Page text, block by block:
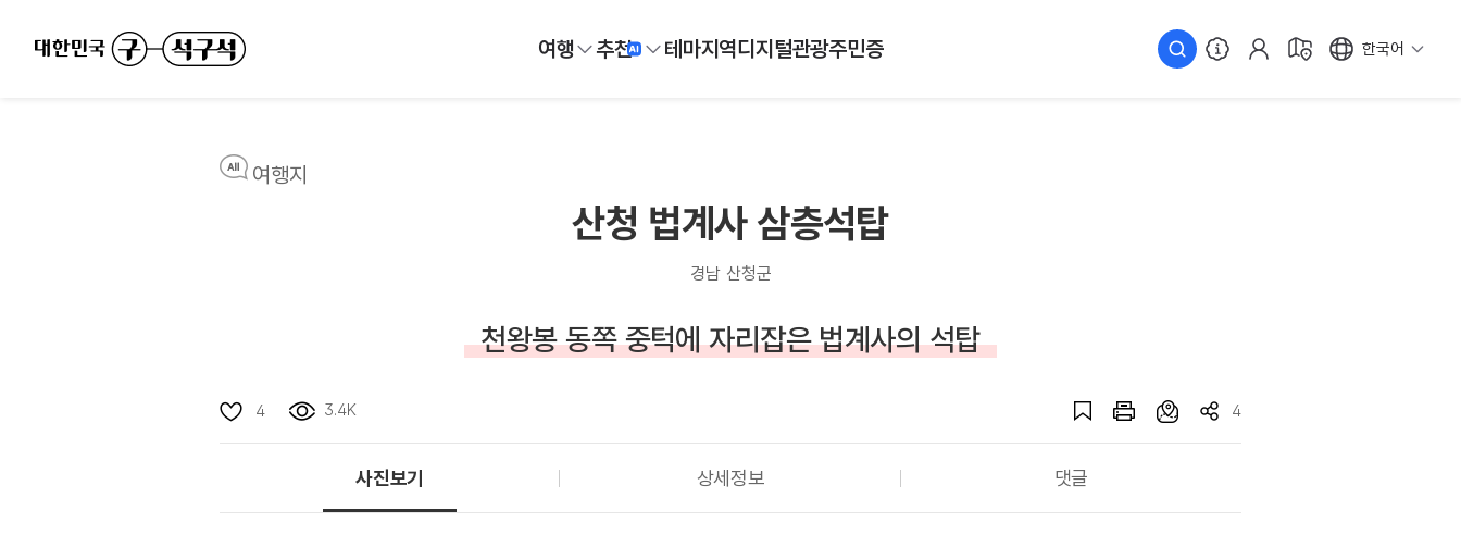
여행 추천 테마지역디지털관광주민증 한국어
여행지
산청 법계사 삼층석탑
경남 산청군
천왕봉 동쪽 중턱에 자리잡은 법계사의 석탑
4 3.4K 4
사진보기 상세정보 댓글